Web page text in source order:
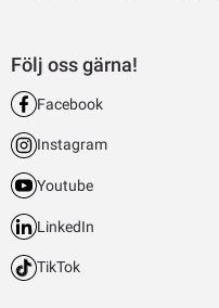
Följ oss gärna!
Facebook
Instagram
Youtube
LinkedIn
TikTok